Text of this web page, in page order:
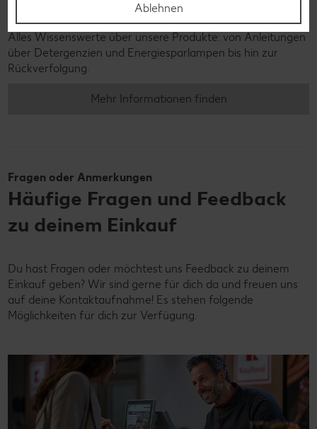
Produktinformationen
Alles Wissenswerte über unsere Produkte: von Anleitungen
über Detergenzien und Energiesparlampen bis hin zur
Rückverfolgung.
Mehr Informationen finden
Fragen oder Anmerkungen
Häufige Fragen und Feedback
zu deinem Einkauf
Du hast Fragen oder möchtest uns Feedback zu deinem
Einkauf geben? Wir sind gerne für dich da und freuen uns
auf deine Kontaktaufnahme! Es stehen folgende
Möglichkeiten für dich zur Verfügung.
Ablehnen